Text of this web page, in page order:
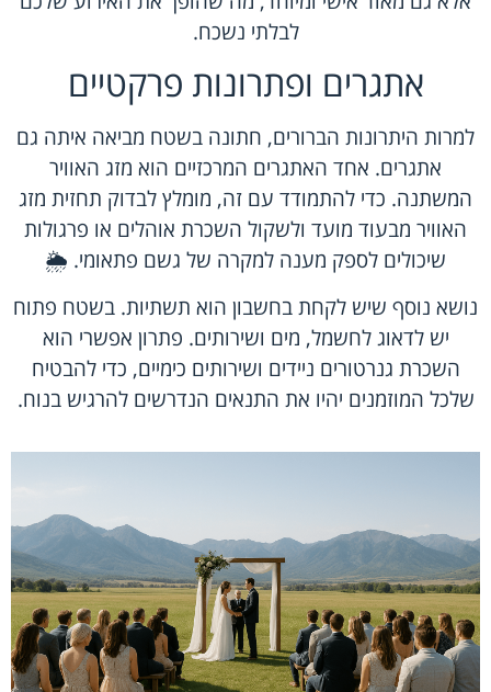
לבלתי נשכח.
אתגרים ופתרונות פרקטיים
למרות היתרונות הברורים, חתונה בשטח מביאה איתה גם
אתגרים. אחד האתגרים המרכזיים הוא מזג האוויר
המשתנה. כדי להתמודד עם זה, מומלץ לבדוק תחזית מזג
האוויר מבעוד מועד ולשקול השכרת אוהלים או פרגולות
שיכולים לספק מענה למקרה של גשם פתאומי. 🌦️
נושא נוסף שיש לקחת בחשבון הוא תשתיות. בשטח פתוח
יש לדאוג לחשמל, מים ושירותים. פתרון אפשרי הוא
השכרת גנרטורים ניידים ושירותים כימיים, כדי להבטיח
שלכל המוזמנים יהיו את התנאים הנדרשים להרגיש בנוח.